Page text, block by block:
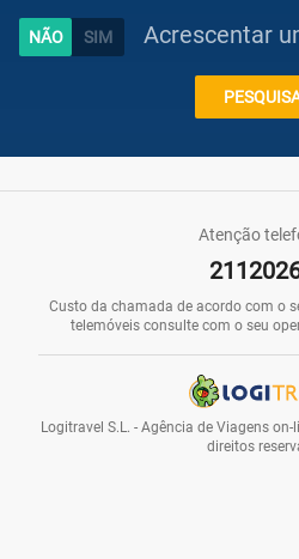
Caraíbas
Acrescentar
Atenção
Custo da chamada de acordo com o
telemóveis consulte com o seu
Logitravel S.L. - Agência de Viagens
direitos